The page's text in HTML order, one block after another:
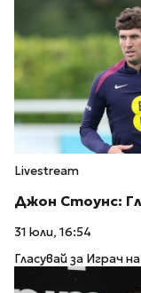
Livestream
Джон Стоунс:
31 юли, 16:54
Гласувай за Играч